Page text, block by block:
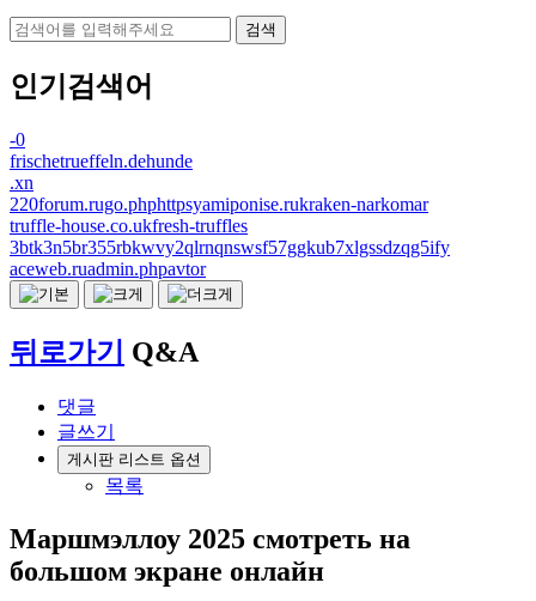
검색
인기검색어
-0
frischetrueffeln.dehunde
.xn
220forum.rugo.phphttpsyamiponise.rukraken-narkomar
truffle-house.co.ukfresh-truffles
3btk3n5br355rbkwvy2qlrnqnswsf57ggkub7xlgssdzqg5ify
aceweb.ruadmin.phpavtor
뒤로가기 Q&A
댓글
글쓰기
게시판 리스트 옵션
목록
Маршмэллоу 2025 смотреть на
большом экране онлайн